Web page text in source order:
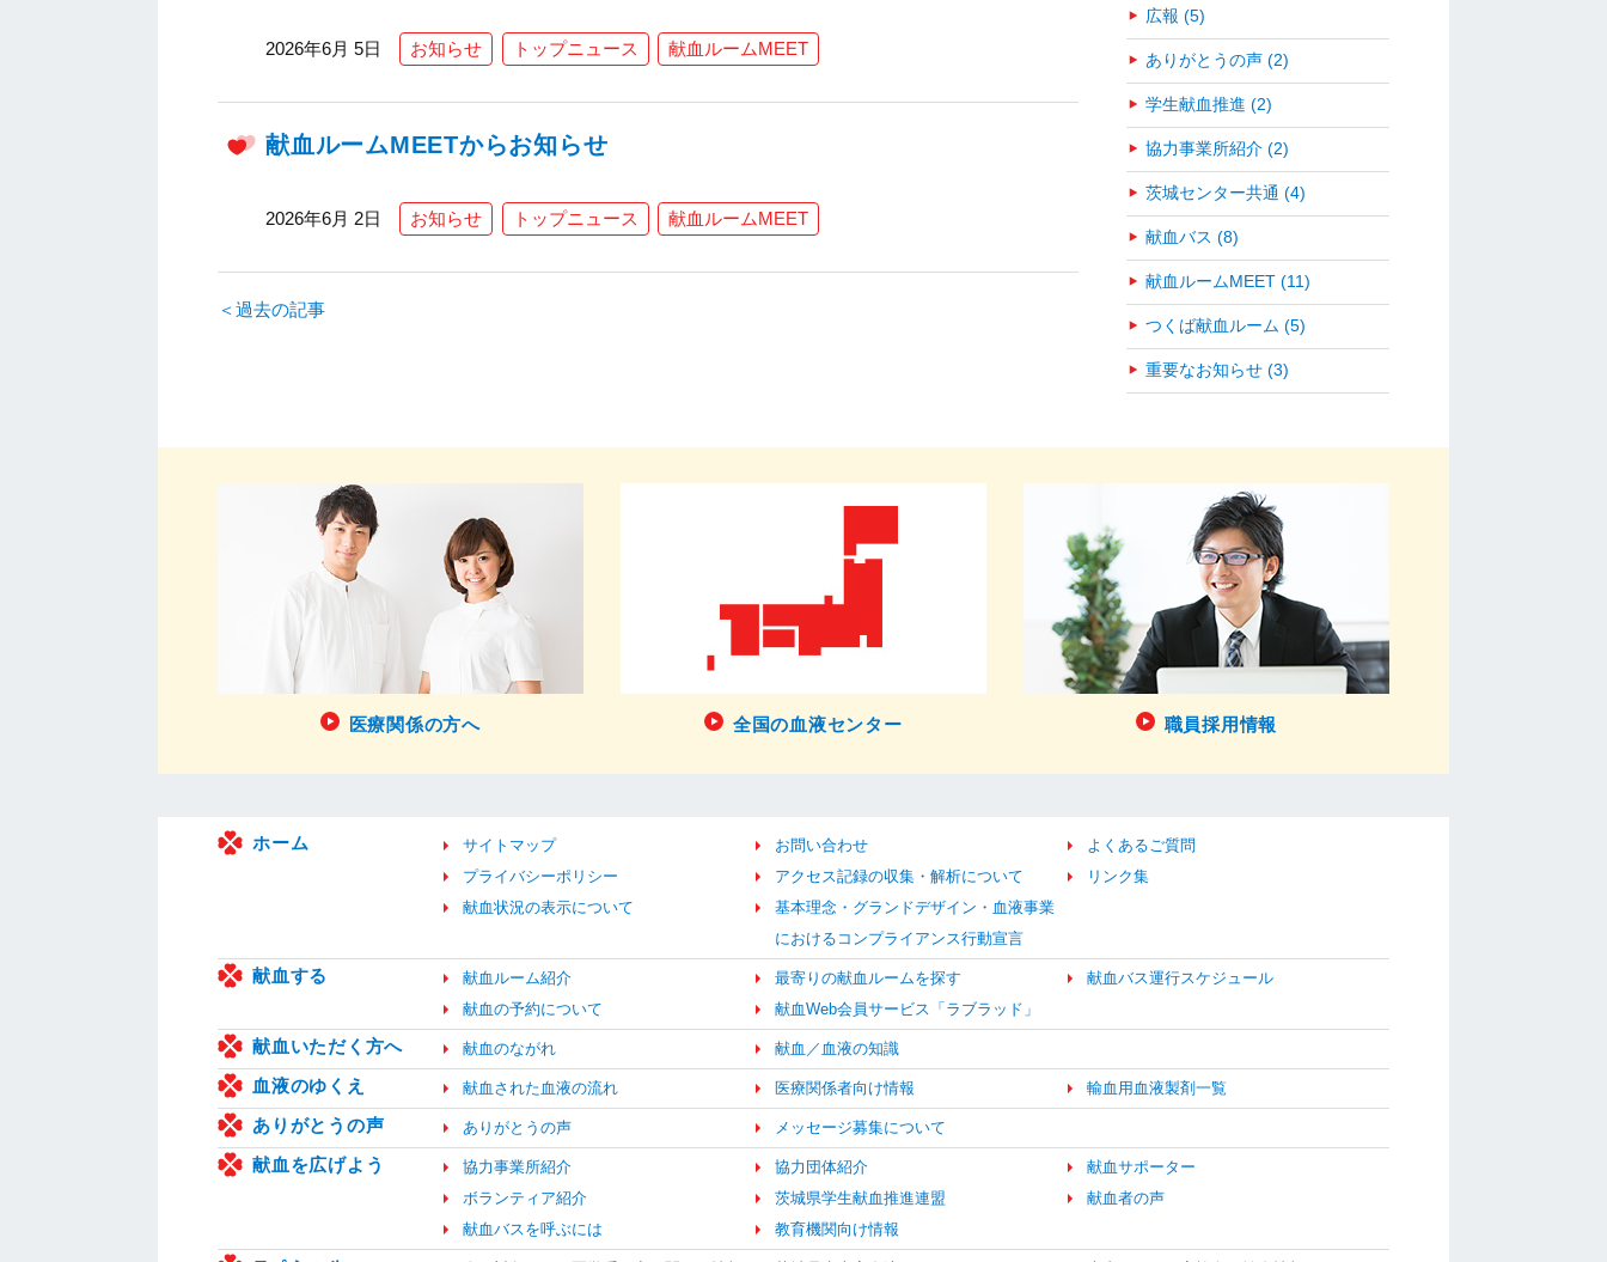
2026年6月 5日 お知らせ トップニュース 献血ルームMEET
献血ルームMEETからお知らせ
2026年6月 2日 お知らせ トップニュース 献血ルームMEET
＜過去の記事
広報 (5)
ありがとうの声 (2)
学生献血推進 (2)
協力事業所紹介 (2)
茨城センター共通 (4)
献血バス (8)
献血ルームMEET (11)
つくば献血ルーム (5)
重要なお知らせ (3)
医療関係の方へ 全国の血液センター 職員採用情報
ホーム サイトマップ お問い合わせ
よくあるご質問
プライバシーポリシー
アクセス記録の収集・解析について
リンク集
献血状況の表示について
基本理念・グランドデザイン・血液事業
におけるコンプライアンス行動宣言
献血する 献血ルーム紹介 最寄りの献血ルームを探す
献血バス運行スケジュール
献血の予約について
献血Web会員サービス「ラブラッド」
献血いただく方へ 献血のながれ 献血／血液の知識
血液のゆくえ 献血された血液の流れ 医療関係者向け情報 輸血用血液製剤一覧
ありがとうの声 ありがとうの声 メッセージ募集について
献血を広げよう 協力事業所紹介 協力団体紹介
献血サポーター
ボランティア紹介
茨城県学生献血推進連盟
献血者の声
献血バスを呼ぶには
教育機関向け情報